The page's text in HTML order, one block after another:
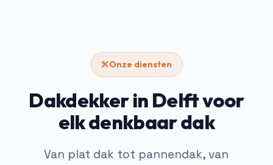
Onze diensten
Dakdekker in Delft voor
elk denkbaar dak
Van plat dak tot pannendak, van